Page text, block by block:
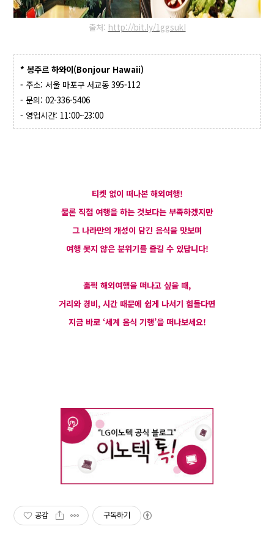
출처: http://bit.ly/1ggsukI
* 봉주르 하와이(Bonjour Hawaii)
- 주소: 서울 마포구 서교동 395-112
- 문의: 02-336-5406
- 영업시간: 11:00~23:00
티켓 없이 떠나본 해외여행!
물론 직접 여행을 하는 것보다는 부족하겠지만
그 나라만의 개성이 담긴 음식을 맛보며
여행 못지 않은 분위기를 즐길 수 있답니다!
훌쩍 해외여행을 떠나고 싶을 때,
거리와 경비, 시간 때문에 쉽게 나서기 힘들다면
지금 바로 ‘세계 음식 기행’을 떠나보세요!
공감 구독하기